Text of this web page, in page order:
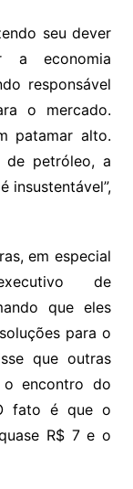
seu dever
economia
responsável
o mercado.
patamar alto.
petróleo, a
insustentável”,
em especial
de
que eles
para o
que outras
o encontro do
fato é que o
R$ 7 e o